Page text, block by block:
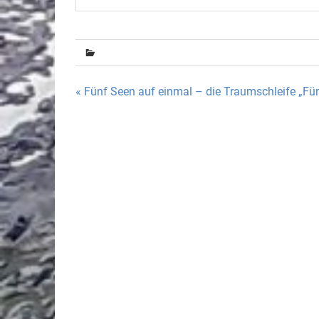
Beitragsnavigation
« Fünf Seen auf einmal – die Traumschleife